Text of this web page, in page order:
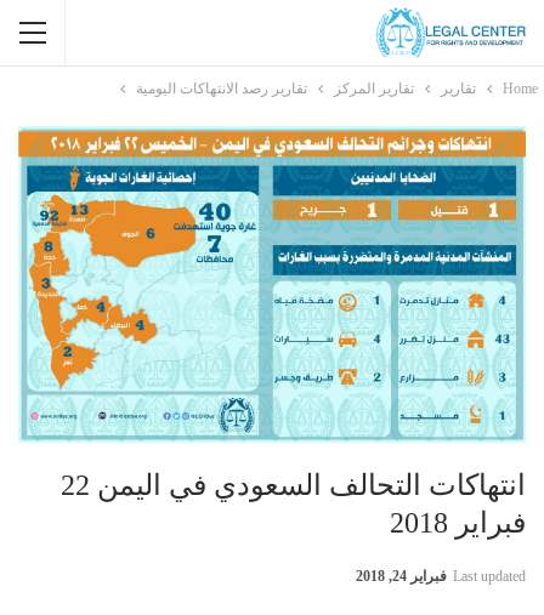
Home تقارير تقارير المركز تقارير رصد الانتهاكات اليومية
انتهاكات التحالف السعودي في اليمن 22
فبراير 2018
Last updated فبراير 24, 2018